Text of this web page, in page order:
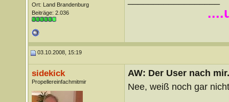
Ort: Land Brandenburg
Beiträge: 2.036
03.10.2008, 15:19
sidekick
Propellereinfachmitmir
AW: Der User nach
Nee, weiß noch gar